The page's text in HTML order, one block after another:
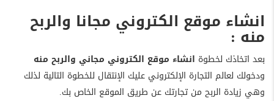
انشاء موقع الكتروني مجانا والربح
منه :
بعد اتخاذك لخطوة انشاء موقع الكتروني مجاني والربح منه
ودخولك لعالم التجارة الإلكتروني عليك الإنتقال للخطوة التالية لذلك
وهي زيادة الربح من تجارتك عن طريق الموقع الخاص بك.